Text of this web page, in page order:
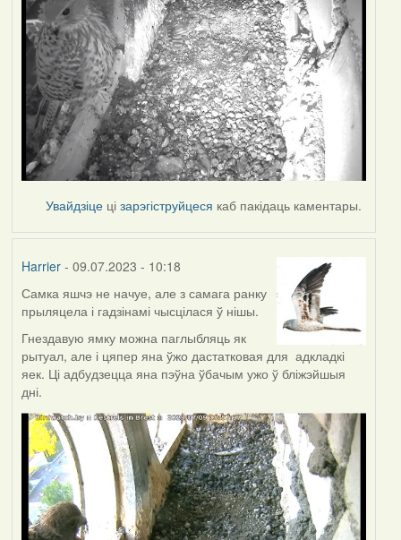
Увайдзіце цізарэгіструйцеся каб пакідаць каментары.
Harrier- 09.07.2023 - 10:18
Самка яшчэ не начуе, але з самага ранку
прыляцела і гадзінамі чысцілася ў нішы.
Гнездавую ямку можна паглыбляць як
рытуал, але і цяпер яна ўжо дастатковая для адкладкі
яек. Ці адбудзецца яна пэўна ўбачым ужо ў бліжэйшыя
дні.